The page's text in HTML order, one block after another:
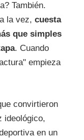
También.
la vez, cuesta
que simples
. Cuando
empieza
convirtieron
ideológico,
en un